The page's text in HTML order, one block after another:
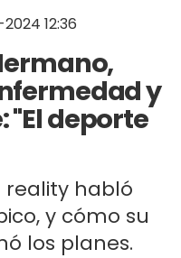
12:36
y
deporte
reality habló
y cómo su
los planes.